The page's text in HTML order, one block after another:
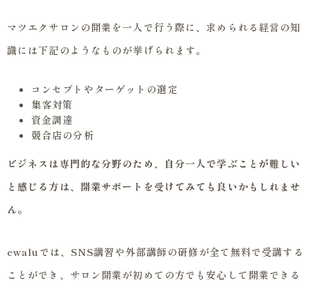
マツエクサロンの開業を一人で行う際に、求められる経営の知
識には下記のようなものが挙げられます。
コンセプトやターゲットの選定
集客対策
資金調達
競合店の分析
ビジネスは専門的な分野のため、自分一人で学ぶことが難しい
と感じる方は、開業サポートを受けてみても良いかもしれませ
ん。
ewaluでは、SNS講習や外部講師の研修が全て無料で受講する
ことができ、サロン開業が初めての方でも安心して開業できる